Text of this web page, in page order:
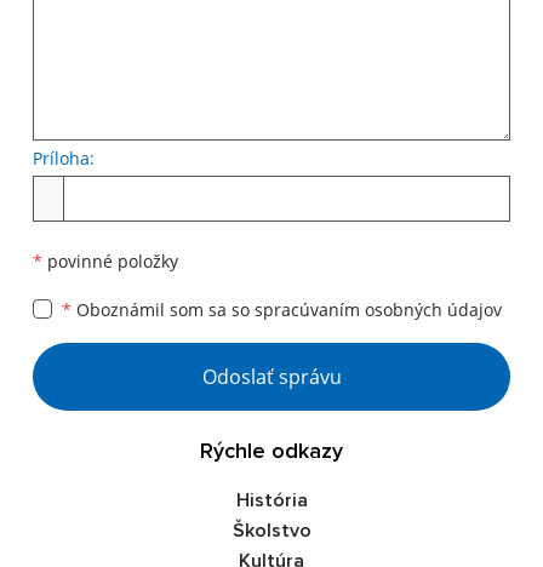
Príloha:
* povinné položky
* Oboznámil som sa so spracúvaním osobných údajov
Odoslať správu
Rýchle odkazy
História
Školstvo
Kultúra